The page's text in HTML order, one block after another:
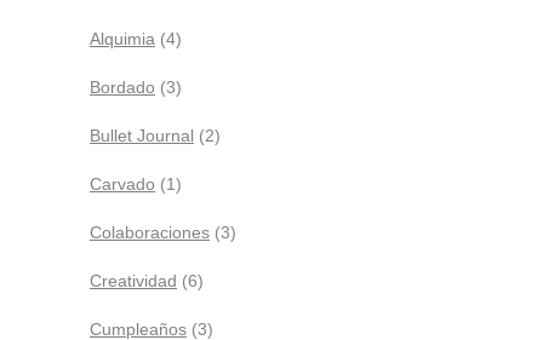
Alquimia (4)
Bordado (3)
Bullet Journal (2)
Carvado (1)
Colaboraciones (3)
Creatividad (6)
Cumpleaños (3)